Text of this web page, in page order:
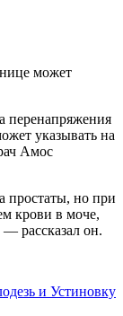
перенапряжения
указывать на
Амос
простаты, но при
крови в моче,
рассказал он.
и Устиновку